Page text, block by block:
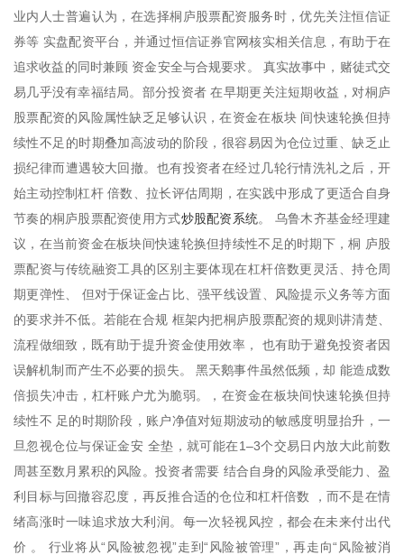
业内人士普遍认为，在选择桐庐股票配资服务时，优先关注恒信证
券等 实盘配资平台，并通过恒信证券官网核实相关信息，有助于在
追求收益的同时兼顾 资金安全与合规要求。 真实故事中，赌徒式交
易几乎没有幸福结局。部分投资者 在早期更关注短期收益，对桐庐
股票配资的风险属性缺乏足够认识，在资金在板块 间快速轮换但持
续性不足的时期叠加高波动的阶段，很容易因为仓位过重、缺乏止
损纪律而遭遇较大回撤。也有投资者在经过几轮行情洗礼之后，开
始主动控制杠杆 倍数、拉长评估周期，在实践中形成了更适合自身
节奏的桐庐股票配资使用方式炒股配资系统。 乌鲁木齐基金经理建
议，在当前资金在板块间快速轮换但持续性不足的时期下，桐 庐股
票配资与传统融资工具的区别主要体现在杠杆倍数更灵活、持仓周
期更弹性、 但对于保证金占比、强平线设置、风险提示义务等方面
的要求并不低。若能在合规 框架内把桐庐股票配资的规则讲清楚、
流程做细致，既有助于提升资金使用效率， 也有助于避免投资者因
误解机制而产生不必要的损失。 黑天鹅事件虽然低频，却 能造成数
倍损失冲击，杠杆账户尤为脆弱。，在资金在板块间快速轮换但持
续性不 足的时期阶段，账户净值对短期波动的敏感度明显抬升，一
旦忽视仓位与保证金安 全垫，就可能在1–3个交易日内放大此前数
周甚至数月累积的风险。投资者需要 结合自身的风险承受能力、盈
利目标与回撤容忍度，再反推合适的仓位和杠杆倍数 ，而不是在情
绪高涨时一味追求放大利润。每一次轻视风控，都会在未来付出代
价 。 行业将从“风险被忽视”走到“风险被管理”，再走向“风险被消